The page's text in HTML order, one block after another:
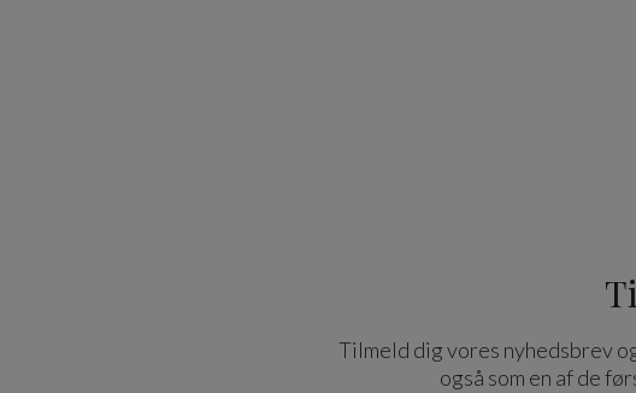
Tilmeld dig vores nyhedsbrev
også som en af de